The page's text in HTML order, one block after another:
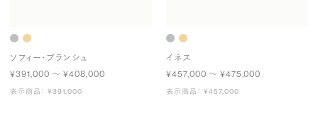
ソフィー・ブランシュ
¥391,000 〜 ¥408,000
表示商品： ¥391,000
イネス
¥457,000 〜 ¥475,000
表示商品： ¥457,000